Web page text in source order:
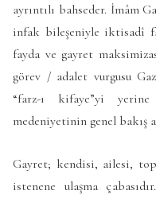
ayrıntılı bahseder. İmâm
infak bileşeniyle iktisadî
fayda ve gayret
görev / adalet vurgusu
“farz-ı kifaye”yi
medeniyetinin genel bakış
Gayret; kendisi, ailesi,
istenene ulaşma